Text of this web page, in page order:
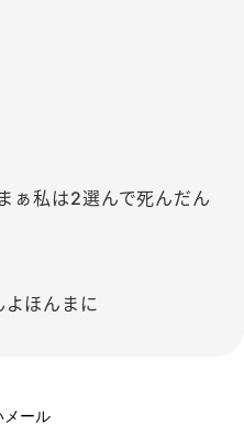
ぁ私は2選んで死んだん
ほんまに
メール